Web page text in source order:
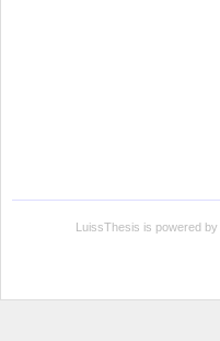
LuissThesis is powered by